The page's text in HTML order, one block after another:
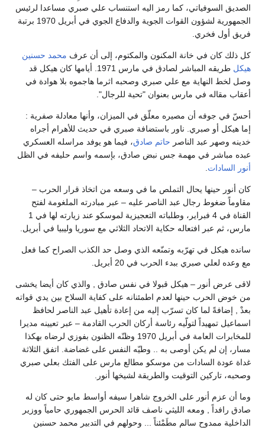
الصديق السوفياتي، كما رمز اليه استنساب علي صبري مساعدا لرئيس
الجمهورية لشؤون القوات الجوية والدفاع الجوي في أبريل 1970 برتبة
فريق أول فخري.
كل ذلك كان في خانة المكنون والمكتوم، إلى أن عرف محمد حسنين
هيكل
طريقه المباشر لصادق في مارس 1971. أيامها كان هيكل قد
وصل لخط النهاية مع علي صبري وصحبه اثرما هاجموه بلا هوادة في
أعقاب مقاله في مارس بعنوان "تحية للرجال".
أحسّ في جوفه أن مصيره معلّق في الميزان، وأنها معادلة صفرية :
إما هيكل أو صبري. ناور باستضافة صبري في حديث للأهرام أجراه
خدينه وصهر عبد الناصر حاتم صادق، فيما هو يوفد مراسله العسكري
عبده مباشر في مهمة جس نبض صادق، بإسمه واسم حليفه في الظل
أنور السادات
كان أنور حينها يحال التملص ما في وسعه من اتخاذ قرار الحرب –
مقاوماً ضغوط رجال عبد الناصر عليه – عبر مبادرته الملغومة لفتح
القناة في 4 فبراير، وطلباته التعجيزية لموسكو عند زيارته لها في 1
مارس، ثم عبر افتعاله حكاية الاتحاد الثلاثي مع سوريا وليبيا في أبريل.
سانده هيكل في تهرّبه وتمنّعه الذي وصل حد الكذب الصراح كما فعل
مع وعده لعلي صبري ببدء الحرب في 20 أبريل.
لاقى عرض أنور – هيكل قبولا في نفس صادق , والذي كان أيضا يخشى
من خوض الحرب حينها لعدم اطمئنانه على كفاية السلاح بين يدي قواته
بعدْ , إضافةً لما كان تسرّب إليه من إعادة تأهيل عبد الناصر لحافظ
اسماعيل تمهيداً لتولّيه رئاسة أركان الحرب القادمة – عبر تعيينه مديرا
للمخابرات العامة في أبريل 1970 وظنّه الظنون بفوزي لرضاه بهكذا
مسار، إن لم يكن أوصى به .. وطيّه النفس على غضاضة. اتفق الثلاثة
غداة عودة السادات من موسكو مطالع مارس على الفتك بعلي صبري
وصحبه، تاركين التوقيت والطريقة لشيخها أنور.
وما أن عزم أنور على الخروج شاهرا سيفه أواسط مايو حتى كان له
صادق رافداً , ومعه الليثي ناصف قائد الحرس الجمهوري حامياً ووزير
الداخلية ممدوح سالم مطَمْئناً ... وحولهم في التدبير محمد حسنين